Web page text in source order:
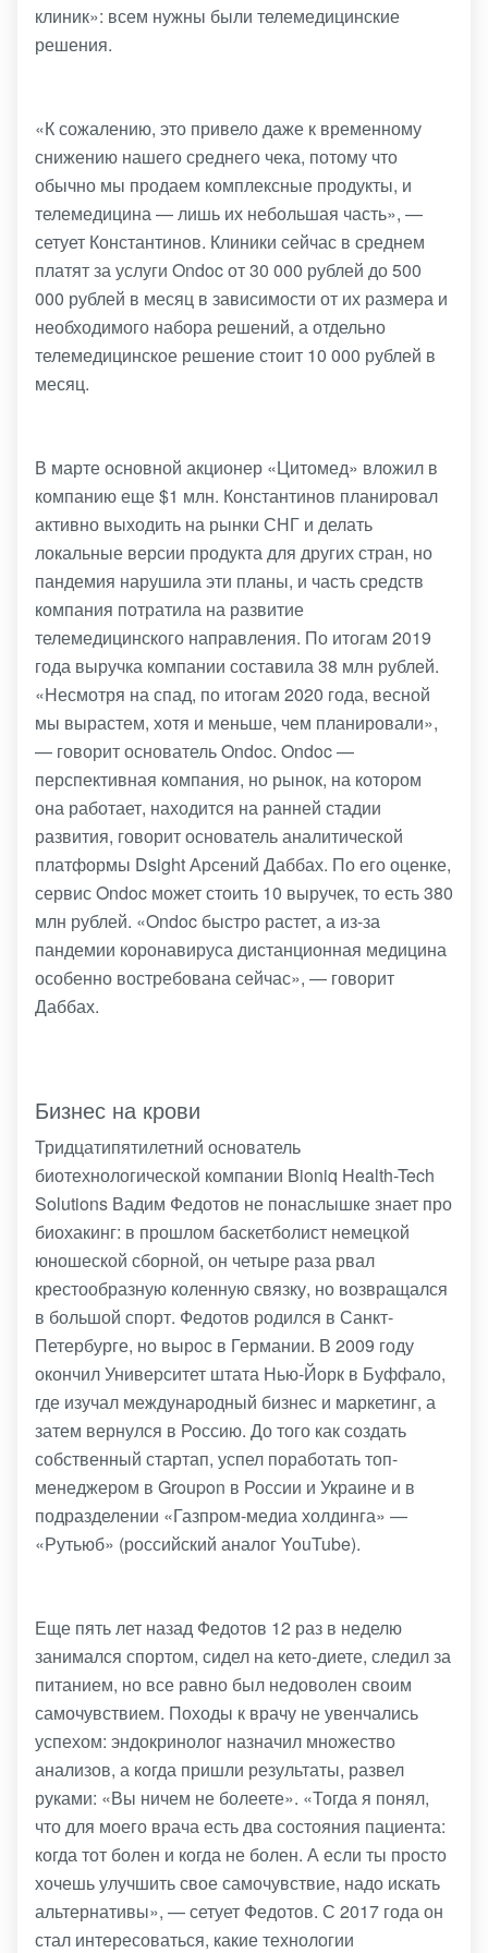
клиник»: всем нужны были телемедицинские
решения.
«К сожалению, это привело даже к временному
снижению нашего среднего чека, потому что
обычно мы продаем комплексные продукты, и
телемедицина — лишь их небольшая часть», —
сетует Константинов. Клиники сейчас в среднем
платят за услуги Ondoc от 30 000 рублей до 500
000 рублей в месяц в зависимости от их размера и
необходимого набора решений, а отдельно
телемедицинское решение стоит 10 000 рублей в
месяц.
В марте основной акционер «Цитомед» вложил в
компанию еще $1 млн. Константинов планировал
активно выходить на рынки СНГ и делать
локальные версии продукта для других стран, но
пандемия нарушила эти планы, и часть средств
компания потратила на развитие
телемедицинского направления. По итогам 2019
года выручка компании составила 38 млн рублей.
«Несмотря на спад, по итогам 2020 года, весной
мы вырастем, хотя и меньше, чем планировали»,
— говорит основатель Ondoc. Ondoc —
перспективная компания, но рынок, на котором
она работает, находится на ранней стадии
развития, говорит основатель аналитической
платформы Dsight Арсений Даббах. По его оценке,
сервис Ondoc может стоить 10 выручек, то есть 380
млн рублей. «Ondoc быстро растет, а из-за
пандемии коронавируса дистанционная медицина
особенно востребована сейчас», — говорит
Даббах.
Бизнес на крови
Тридцатипятилетний основатель
биотехнологической компании Bioniq Health-Tech
Solutions Вадим Федотов не понаслышке знает про
биохакинг: в прошлом баскетболист немецкой
юношеской сборной, он четыре раза рвал
крестообразную коленную связку, но возвращался
в большой спорт. Федотов родился в Санкт-
Петербурге, но вырос в Германии. В 2009 году
окончил Университет штата Нью-Йорк в Буффало,
где изучал международный бизнес и маркетинг, а
затем вернулся в Россию. До того как создать
собственный стартап, успел поработать топ-
менеджером в Groupon в России и Украине и в
подразделении «Газпром-медиа холдинга» —
«Рутьюб» (российский аналог YouTube).
Еще пять лет назад Федотов 12 раз в неделю
занимался спортом, сидел на кето-диете, следил за
питанием, но все равно был недоволен своим
самочувствием. Походы к врачу не увенчались
успехом: эндокринолог назначил множество
анализов, а когда пришли результаты, развел
руками: «Вы ничем не болеете». «Тогда я понял,
что для моего врача есть два состояния пациента:
когда тот болен и когда не болен. А если ты просто
хочешь улучшить свое самочувствие, надо искать
альтернативы», — сетует Федотов. С 2017 года он
стал интересоваться, какие технологии